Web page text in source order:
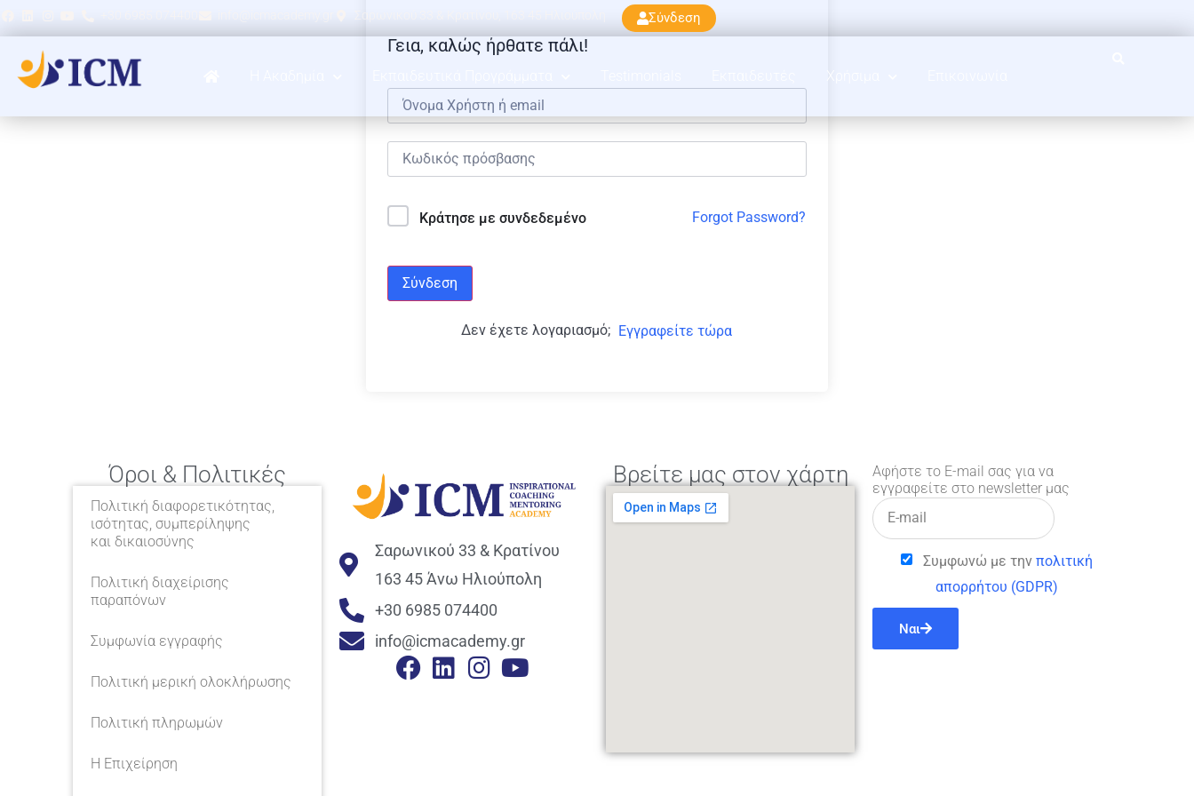
Σύνδεση
Χρήσιμα
Γεια, καλώς ήρθατε πάλι!
Κράτησε με συνδεδεμένο Forgot Password?
Σύνδεση
Δεν έχετε λογαριασμό; Εγγραφείτε τώρα
Όροι & Πολιτικές
Πολιτική διαφορετικότητας,
ισότητας, συμπερίληψης
και δικαιοσύνης
Πολιτική διαχείρισης
παραπόνων
Συμφωνία εγγραφής
Πολιτική μερική ολοκλήρωσης
Πολιτική πληρωμών
Η Επιχείρηση
Σαρωνικού 33 & Κρατίνου
163 45 Άνω Ηλιούπολη
+30 6985 074400
info@icmacademy.gr
Βρείτε μας στον χάρτη
Αφήστε το E-mail σας για να
εγγραφείτε στο newsletter μας
Συμφωνώ με την πολιτική
απορρήτου (GDPR)
Ναι